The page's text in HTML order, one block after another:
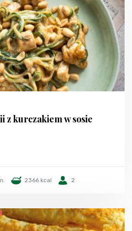
z kurczakiem w sosie
2366 kcal 2